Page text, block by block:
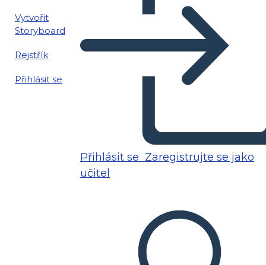
Vytvořit
Storyboard
Rejstřík
Přihlásit se
Přihlásit se Zaregistrujte se jako
učitel